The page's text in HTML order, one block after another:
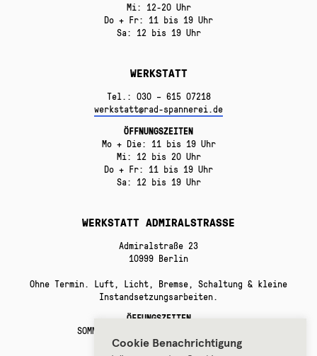
Mi: 12-20 Uhr
Do + Fr: 11 bis 19 Uhr
Sa: 12 bis 19 Uhr
WERKSTATT
Tel.: 030 – 615 07218
werkstatt@rad-spannerei.de
ÖFFNUNGSZEITEN
Mo + Die: 11 bis 19 Uhr
Mi: 12 bis 20 Uhr
Do + Fr: 11 bis 19 Uhr
Sa: 12 bis 19 Uhr
WERKSTATT ADMIRALSTRASSE
Admiralstraße 23
10999 Berlin
Ohne Termin. Luft, Licht, Bremse, Schaltung & kleine
Instandsetzungsarbeiten.
ÖFFUNGSZEITEN
SOMMERPAUSE bis Anfang September!
Cookie Benachrichtigung